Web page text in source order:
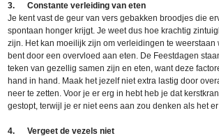
3.
Constante verleiding van eten
Je kent vast de geur van vers gebakken broodjes die
spontaan honger krijgt. Je weet dus hoe krachtig
zijn. Het kan moeilijk zijn om verleidingen te weerstaan
bent door een overvloed aan eten. De Feestdagen
teken van gezellig samen zijn en eten, want deze
hand in hand. Maak het jezelf niet extra lastig door
neer te zetten. Voor je er erg in hebt heb je dat
gestopt, terwijl je er niet eens aan zou denken als het
4. Vergeet de vezels niet